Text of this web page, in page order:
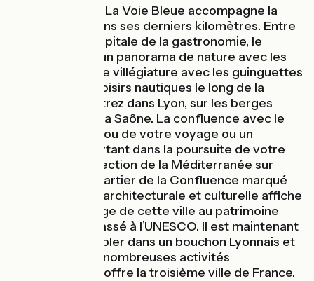
Cette étape de La Voie Bleue accompagne la
Saône à vélo dans ses derniers kilomètres. Entre
Trévoux et la capitale de la gastronomie, le
parcours offre un panorama de nature avec les
Monts d’Or et de villégiature avec les guinguettes
et activités de loisirs nautiques le long de la
rivière. Vous entrez dans Lyon, sur les berges
aménagées de la Saône. La confluence avec le
Rhône sera le clou de votre voyage ou un
marqueur important dans la poursuite de votre
aventure en direction de la Méditerranée sur
ViaRhôna. Le quartier de la Confluence marqué
par l’innovation architecturale et culturelle affiche
le nouveau visage de cette ville au patrimoine
exceptionnel classé à l’UNESCO. Il est maintenant
temps de s'attabler dans un bouchon Lyonnais et
de profiter des nombreuses activités
nombreuses qu'offre la troisième ville de France.